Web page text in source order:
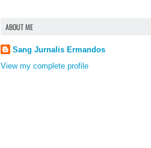
ABOUT ME
Sang Jurnalis Ermandos
View my complete profile